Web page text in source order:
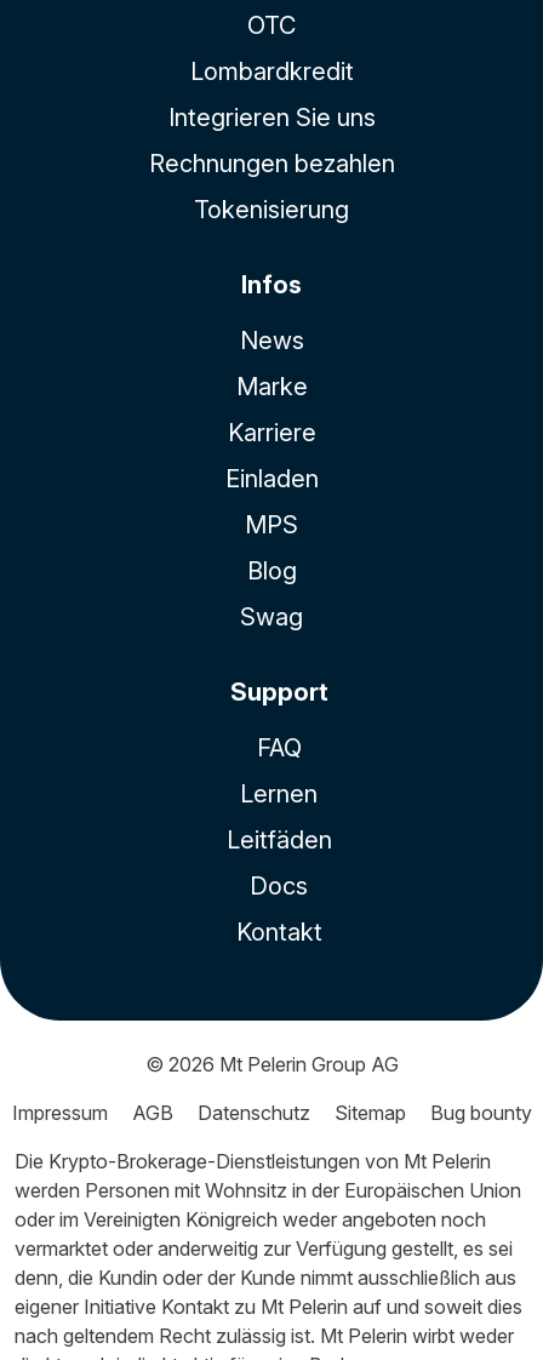
OTC
Lombardkredit
Integrieren Sie uns
Rechnungen bezahlen
Tokenisierung
Infos
News
Marke
Karriere
Einladen
MPS
Blog
Swag
Support
FAQ
Lernen
Leitfäden
Docs
Kontakt
© 2026 Mt Pelerin Group AG
Impressum
AGB Datenschutz Sitemap
Bug bounty
Die Krypto-Brokerage-Dienstleistungen von Mt Pelerin
werden Personen mit Wohnsitz in der Europäischen Union
oder im Vereinigten Königreich weder angeboten noch
vermarktet oder anderweitig zur Verfügung gestellt, es sei
denn, die Kundin oder der Kunde nimmt ausschließlich aus
eigener Initiative Kontakt zu Mt Pelerin auf und soweit dies
nach geltendem Recht zulässig ist. Mt Pelerin wirbt weder